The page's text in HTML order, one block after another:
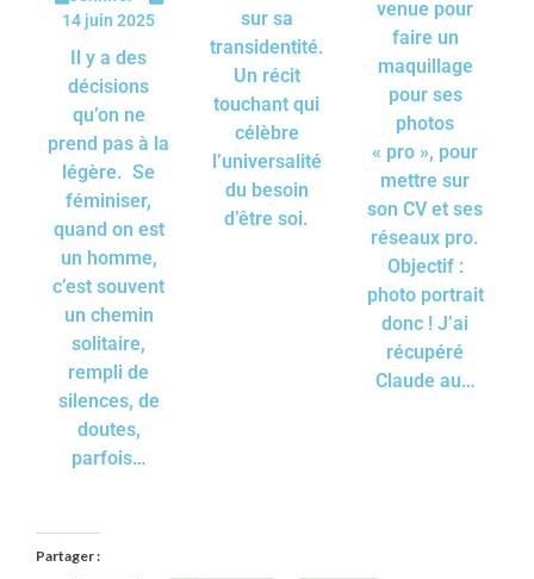
14 juin 2025
Il y a des
décisions
qu’on ne
prend pas à la
légère. Se
féminiser,
quand on est
un homme,
c’est souvent
un chemin
solitaire,
rempli de
silences, de
doutes,
parfois…
sur sa
transidentité.
Un récit
touchant qui
célèbre
l’universalité
du besoin
d’être soi.
venue pour
faire un
maquillage
pour ses
photos
« pro », pour
mettre sur
son CV et ses
réseaux pro.
Objectif :
photo portrait
donc ! J’ai
récupéré
Claude au…
Partager :